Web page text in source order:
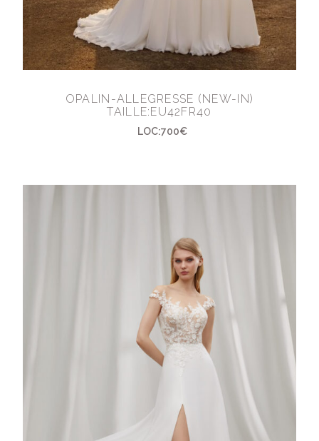
OPALIN-ALLEGRESSE (NEW-IN)
TAILLE:EU42FR40
LOC:700€